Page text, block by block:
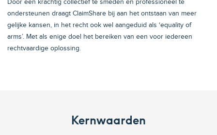
Door een krachtig collectief te smeden en professioneel te
ondersteunen draagt ClaimShare bij aan het ontstaan van meer
gelijke kansen, in het recht ook wel aangeduid als ‘equality of
arms’. Met als enige doel het bereiken van een voor iedereen
rechtvaardige oplossing.
Kernwaarden